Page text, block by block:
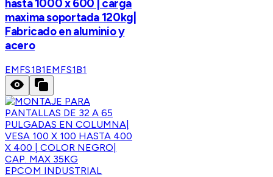
hasta 1000 x 600 | carga
maxima soportada 120kg|
Fabricado en aluminio y
acero
EMFS1B1EMFS1B1
EPCOM INDUSTRIAL